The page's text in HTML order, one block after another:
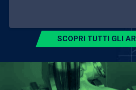
SCOPRI TUTTI GLI